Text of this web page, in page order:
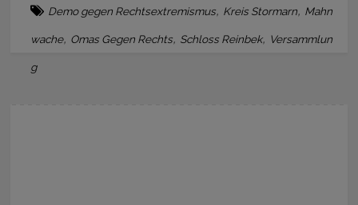
Demo gegen Rechtsextremismus, Kreis Stormarn, Mahn
wache, Omas Gegen Rechts, Schloss Reinbek, Versammlun
g